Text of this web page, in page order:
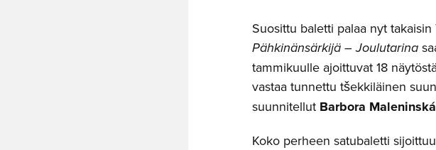
Suosittu baletti palaa nyt
Pähkinänsärkijä – Joulutarina
tammikuulle ajoittuvat 18
vastaa tunnettu tšekkiläinen
suunnitellut Barbora Maleninská
Koko perheen satubaletti